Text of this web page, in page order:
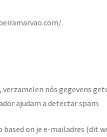
.
nós gegevens
ajudam a detectar spam.
on je e-mailadres (dit